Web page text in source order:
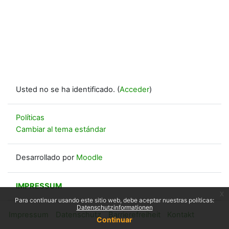
Para continuar usando este sitio web, debe aceptar nuestras políticas:
Datenschutzinformationen
Continuar
Usted no se ha identificado. (Acceder)
Políticas
Cambiar al tema estándar
Desarrollado por Moodle
IMPRESSUM
Impressum Datenschutz Barrierefreiheit Kontakt